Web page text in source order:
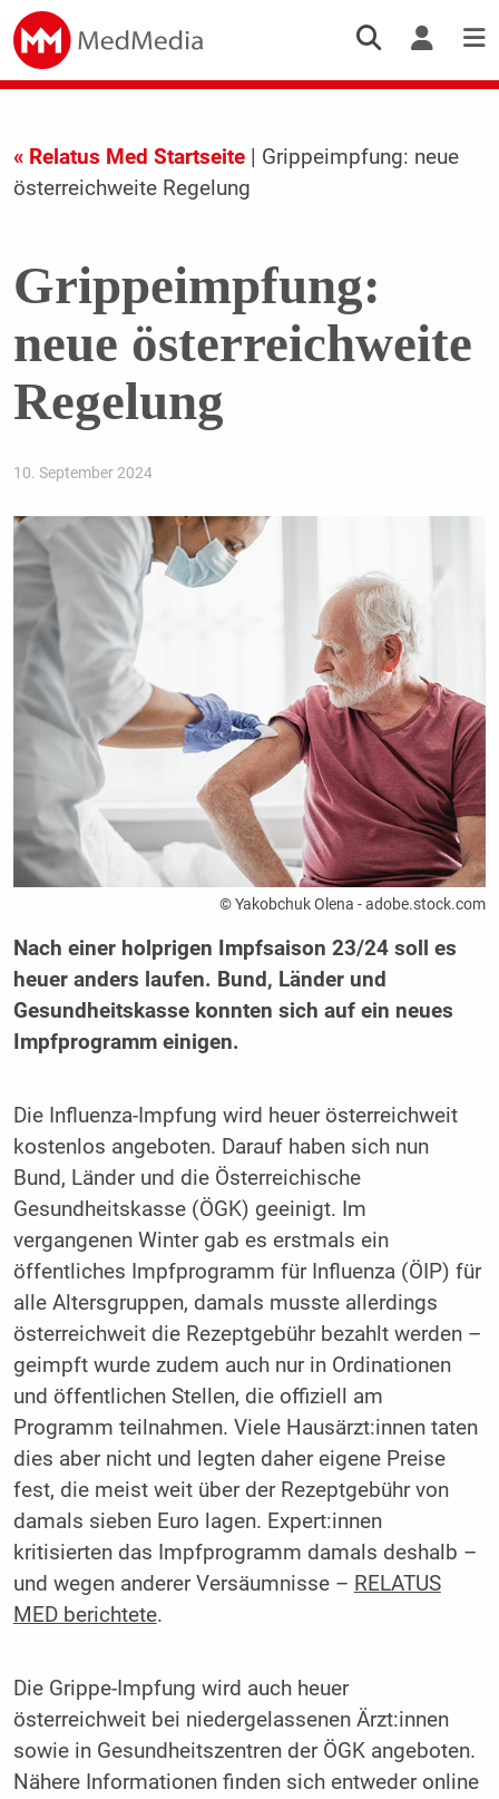
« Relatus Med Startseite| Grippeimpfung: neue
österreichweite Regelung
Grippeimpfung:
neue österreichweite
Regelung
10. September 2024
© Yakobchuk Olena - adobe.stock.com
Nach einer holprigen Impfsaison 23/24 soll es
heuer anders laufen. Bund, Länder und
Gesundheitskasse konnten sich auf ein neues
Impfprogramm einigen.
Die Influenza-Impfung wird heuer österreichweit
kostenlos angeboten. Darauf haben sich nun
Bund, Länder und die Österreichische
Gesundheitskasse (ÖGK) geeinigt. Im
vergangenen Winter gab es erstmals ein
öffentliches Impfprogramm für Influenza (ÖIP) für
alle Altersgruppen, damals musste allerdings
österreichweit die Rezeptgebühr bezahlt werden –
geimpft wurde zudem auch nur in Ordinationen
und öffentlichen Stellen, die offiziell am
Programm teilnahmen. Viele Hausärzt:innen taten
dies aber nicht und legten daher eigene Preise
fest, die meist weit über der Rezeptgebühr von
damals sieben Euro lagen. Expert:innen
kritisierten das Impfprogramm damals deshalb –
und wegen anderer Versäumnisse – RELATUS
MED berichtete.
Die Grippe-Impfung wird auch heuer
österreichweit bei niedergelassenen Ärzt:innen
sowie in Gesundheitszentren der ÖGK angeboten.
Nähere Informationen finden sich entweder online